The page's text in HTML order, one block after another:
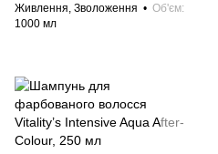
Живлення, Зволоження
Об'єм
1000 мл